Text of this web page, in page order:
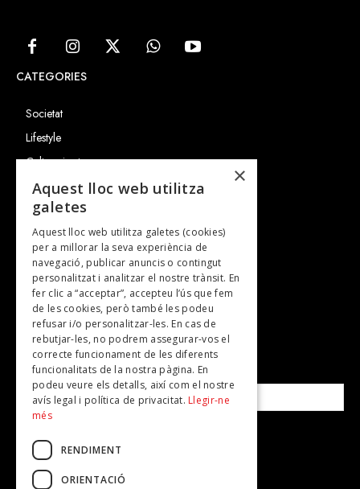
CATEGORIES
Societat
Lifestyle
Cultura i art
Entrevistes
Gastronomia
TV
Plans per fer
Revistes
SUBSCRIU-TE A LA NOSTRA NEWSLETTER!
Correu electrònic*
Accepto lapolítica de privacitat
×
Aquest lloc web utilitza
galetes
Aquest lloc web utilitza galetes (cookies)
per a millorar la seva experiència de
navegació, publicar anuncis o contingut
personalitzat i analitzar el nostre trànsit. En
fer clic a “acceptar”, accepteu l’ús que fem
de les cookies, però també les podeu
refusar i/o personalitzar-les. En cas de
rebutjar-les, no podrem assegurar-vos el
correcte funcionament de les diferents
funcionalitats de la nostra pàgina. En
podeu veure els detalls, així com el nostre
avís legal i política de privacitat. Llegir-ne
més
RENDIMENT
ORIENTACIÓ